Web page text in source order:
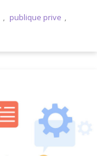
, publique prive ,